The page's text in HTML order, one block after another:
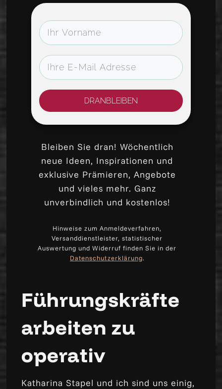
DRANBLEIBEN
Bleiben Sie dran! Wöchentlich
neue Ideen, Inspirationen und
exklusive Prämieren, Angebote
und vieles mehr. Ganz
unverbindlich und kostenlos!
Hinweise zum Anmeldeverfahren,
Versanddienstleister, statistischer
Auswertung und Widerruf finden Sie in der
Datenschutzerklärung.
Führungskräfte
arbeiten zu
operativ
Katharina Stapel und ich sind uns einig,